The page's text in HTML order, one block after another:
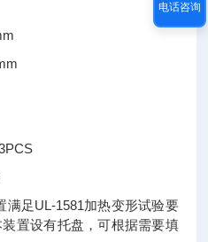
满足UL-1581加热变形试验要
置设有托盘，可根据需要填
电话咨询